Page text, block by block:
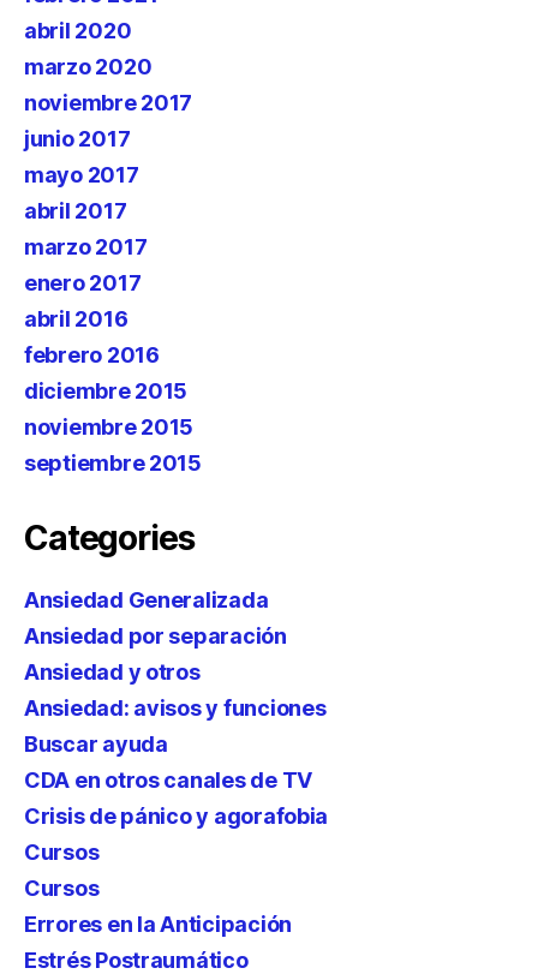
abril 2020
marzo 2020
noviembre 2017
junio 2017
mayo 2017
abril 2017
marzo 2017
enero 2017
abril 2016
febrero 2016
diciembre 2015
noviembre 2015
septiembre 2015
Categories
Ansiedad Generalizada
Ansiedad por separación
Ansiedad y otros
Ansiedad: avisos y funciones
Buscar ayuda
CDA en otros canales de TV
Crisis de pánico y agorafobia
Cursos
Cursos
Errores en la Anticipación
Estrés Postraumático